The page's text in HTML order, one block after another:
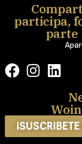
participa,
parte